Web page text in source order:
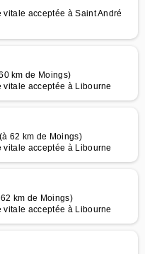
acceptée à Saint André
km de Moings)
vitale acceptée à Libourne
62 km de Moings)
vitale acceptée à Libourne
km de Moings)
vitale acceptée à Libourne